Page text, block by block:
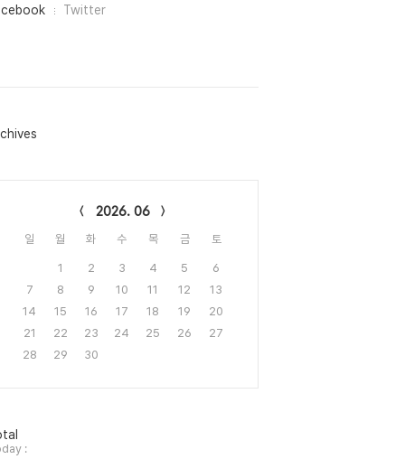
Twitter
2026. 06
일 월 화 수 목 금 토
1 2 3 4 5
6
7
8 9 10 11 12
13
14
15 16 17 18 19
20
21
22 23 24 25 26
27
28
29 30
: